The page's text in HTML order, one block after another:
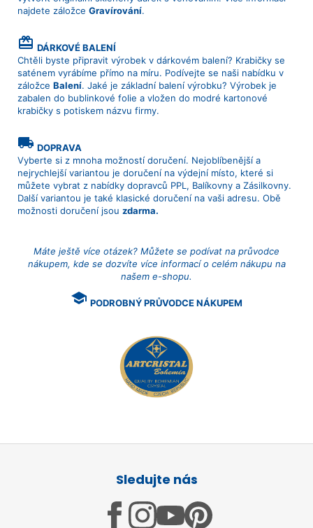
najdete záložce Gravírování.
card_giftcard DÁRKOVÉ BALENÍ
Chtěli byste připravit výrobek v dárkovém balení? Krabičky se
saténem vyrábíme přímo na míru. Podívejte se naši nabídku v
záložce Balení. Jaké je základní balení výrobku? Výrobek je
zabalen do bublinkové folie a vložen do modré kartonové
krabičky s potiskem názvu firmy.
local_shipping DOPRAVA
Vyberte si z mnoha možností doručení. Nejoblíbenější a
nejrychlejší variantou je doručení na výdejní místo, které si
můžete vybrat z nabídky dopravců PPL, Balíkovny a Zásilkovny.
Další variantou je také klasické doručení na vaši adresu. Obě
možnosti doručení jsou zdarma.
Máte ještě více otázek? Můžete se podívat na průvodce
nákupem, kde se dozvíte více informací o celém nákupu na
našem e-shopu.
school PODROBNÝ PRŮVODCE NÁKUPEM
Sledujte nás